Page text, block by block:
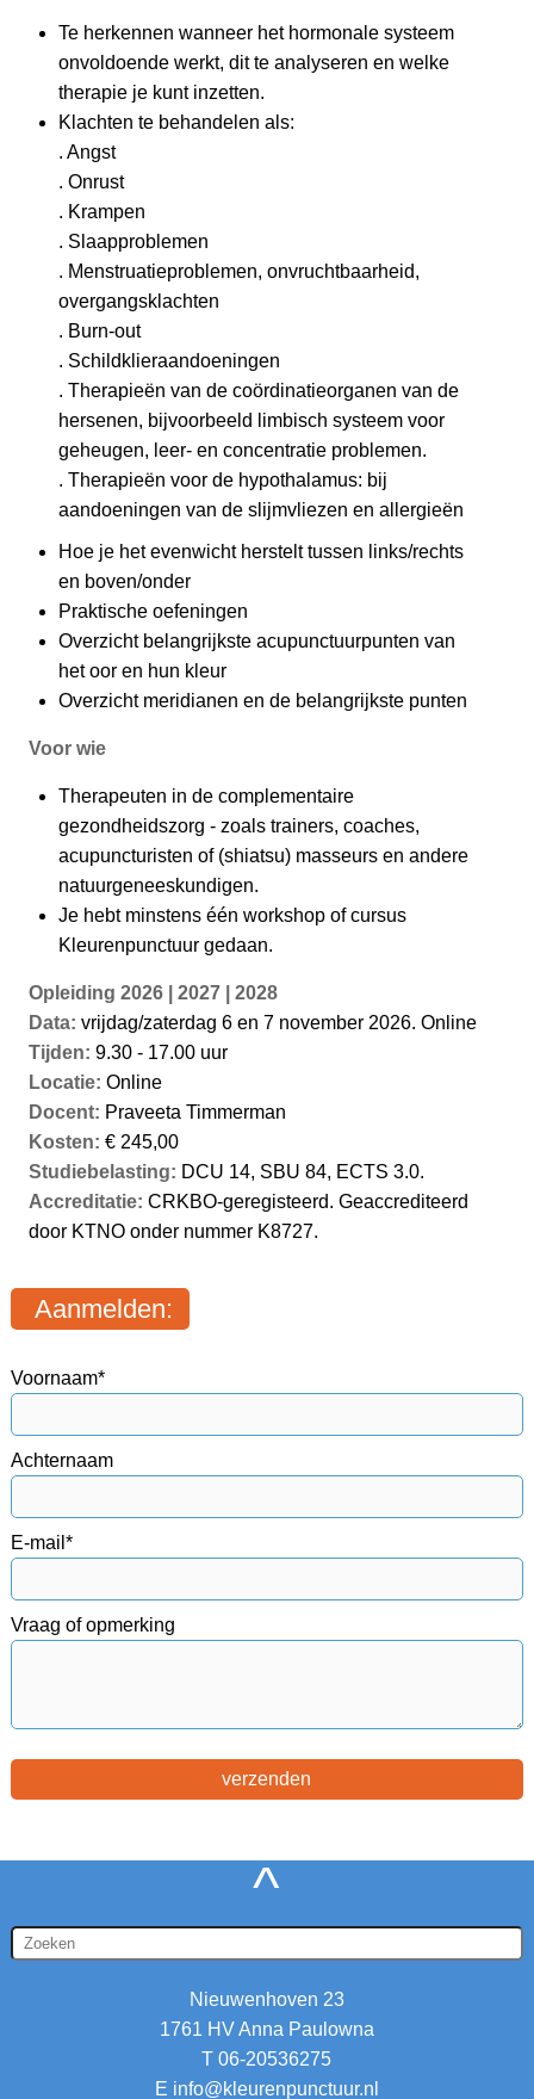
Te herkennen wanneer het hormonale systeem
onvoldoende werkt, dit te analyseren en welke
therapie je kunt inzetten.
Klachten te behandelen als:
. Angst
. Onrust
. Krampen
. Slaapproblemen
. Menstruatieproblemen, onvruchtbaarheid,
overgangsklachten
. Burn-out
. Schildklieraandoeningen
. Therapieën van de coördinatieorganen van de
hersenen, bijvoorbeeld limbisch systeem voor
geheugen, leer- en concentratie problemen.
. Therapieën voor de hypothalamus: bij
aandoeningen van de slijmvliezen en allergieën
Hoe je het evenwicht herstelt tussen links/rechts
en boven/onder
Praktische oefeningen
Overzicht belangrijkste acupunctuurpunten van
het oor en hun kleur
Overzicht meridianen en de belangrijkste punten
Voor wie
Therapeuten in de complementaire
gezondheidszorg - zoals trainers, coaches,
acupuncturisten of (shiatsu) masseurs en andere
natuurgeneeskundigen.
Je hebt minstens één workshop of cursus
Kleurenpunctuur gedaan.
Opleiding 2026 | 2027 | 2028
Data: vrijdag/zaterdag 6 en 7 november 2026. Online
Tijden: 9.30 - 17.00 uur
Locatie: Online
Docent: Praveeta Timmerman
Kosten: € 245,00
Studiebelasting: DCU 14, SBU 84, ECTS 3.0.
Accreditatie: CRKBO-geregisteerd. Geaccrediteerd
door KTNO onder nummer K8727.
Aanmelden:
Voornaam*
Achternaam
E-mail*
Vraag of opmerking
^
Nieuwenhoven 23
1761 HV Anna Paulowna
T 06-20536275
E info@kleurenpunctuur.nl